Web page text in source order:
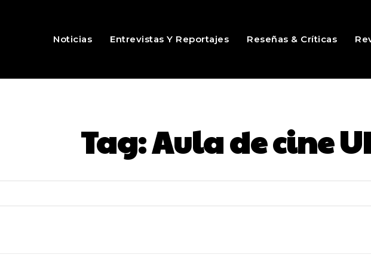
Noticias Entrevistas Y Reportajes Reseñas & Críticas
Tag:Aula de cine